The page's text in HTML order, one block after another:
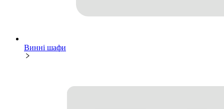
Винні шафи